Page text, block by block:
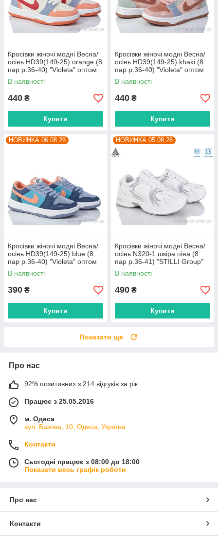
Кросівки жіночі модні Весна/
осінь HD39(149-25) orange (8
пар р.36-40) "Violeta" оптом
від прямого постачальника
В наявності
440 ₴
Купити
Кросівки жіночі модні Весна/
осінь HD39(149-25) khaki (8
пар р.36-40) "Violeta" оптом
від прямого постачальника
В наявності
440 ₴
Купити
НОВИНКА 06.08.26
Кросівки жіночі модні Весна/
осінь HD39(149-25) blue (8
пар р.36-40) "Violeta" оптом
від прямого постачальника
В наявності
390 ₴
Купити
НОВИНКА 05.08.26
Кросівки жіночі модні Весна/
осінь N320-1 шкіра піна (8
пар р.36-41) "STILLI Group"
оптом від прямого
постачальника
В наявності
490 ₴
Купити
Показати ще
Про нас
92% позитивних з 214 відгуків за рік
Працює з 25.05.2016
м. Одеса
вул. Базова, 10, Одеса, Україна
Контакти
Сьогодні працює з 08:00 до 18:00
Показати весь графік роботи
Про нас
Контакти